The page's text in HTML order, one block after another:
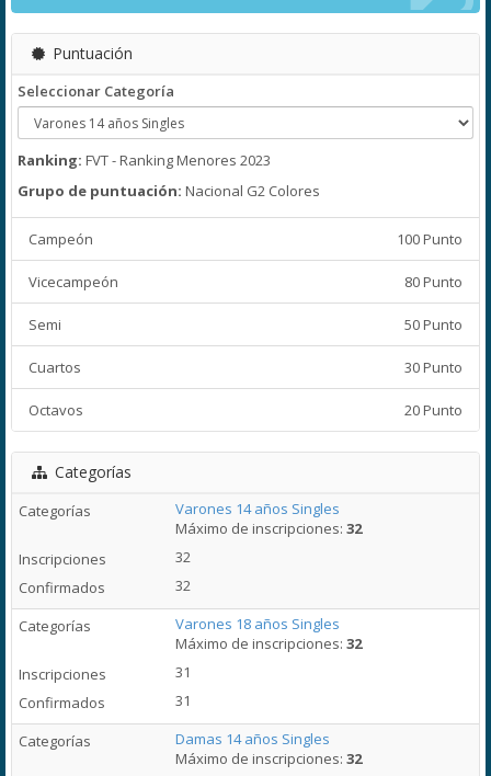
Puntuación
Seleccionar Categoría
Ranking: FVT - Ranking Menores 2023
Grupo de puntuación: Nacional G2 Colores
Campeón 100 Punto
Vicecampeón 80 Punto
Semi 50 Punto
Cuartos 30 Punto
Octavos 20 Punto
Categorías
Varones 14 años Singles
Máximo de inscripciones:32
32
32
Varones 18 años Singles
Máximo de inscripciones:32
31
31
Damas 14 años Singles
Máximo de inscripciones:32